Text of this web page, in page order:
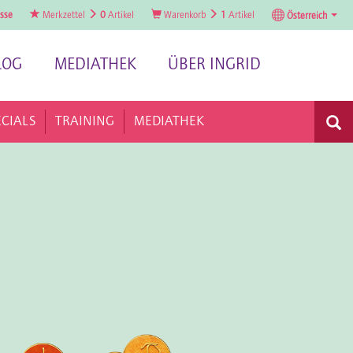
Merkzettel 0 Artikel Warenkorb 1 Artikel Österreich
MEDIATHEK ÜBER INGRID
TRAINING MEDIATHEK